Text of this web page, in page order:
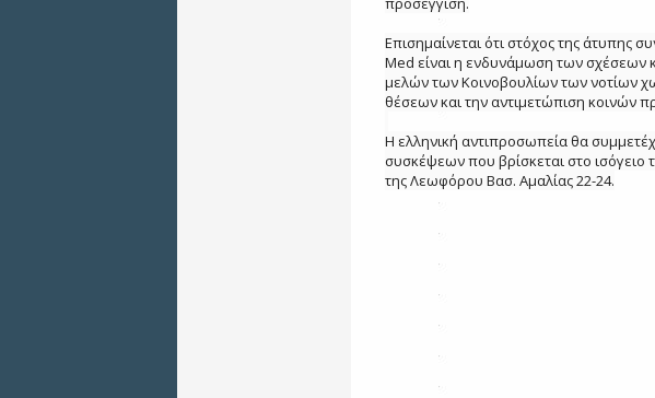
Επισημαίνεται ότι στόχος της άτυπης
Med είναι η ενδυνάμωση των σχέσεων
μελών των Κοινοβουλίων των νοτίων
θέσεων και την αντιμετώπιση κοινών
Η ελληνική αντιπροσωπεία θα
συσκέψεων που βρίσκεται στο ισόγειο
της Λεωφόρου Βασ. Αμαλίας 22-24.